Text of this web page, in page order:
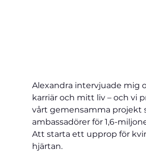
Alexandra intervjuade mig
karriär och mitt liv – och vi
vårt gemensamma projekt
ambassadörer för 1,6-
Att starta ett upprop för
hjärtan.